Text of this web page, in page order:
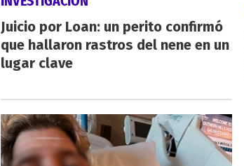
Juicio por Loan: un perito confirmó
que hallaron rastros del nene en un
lugar clave